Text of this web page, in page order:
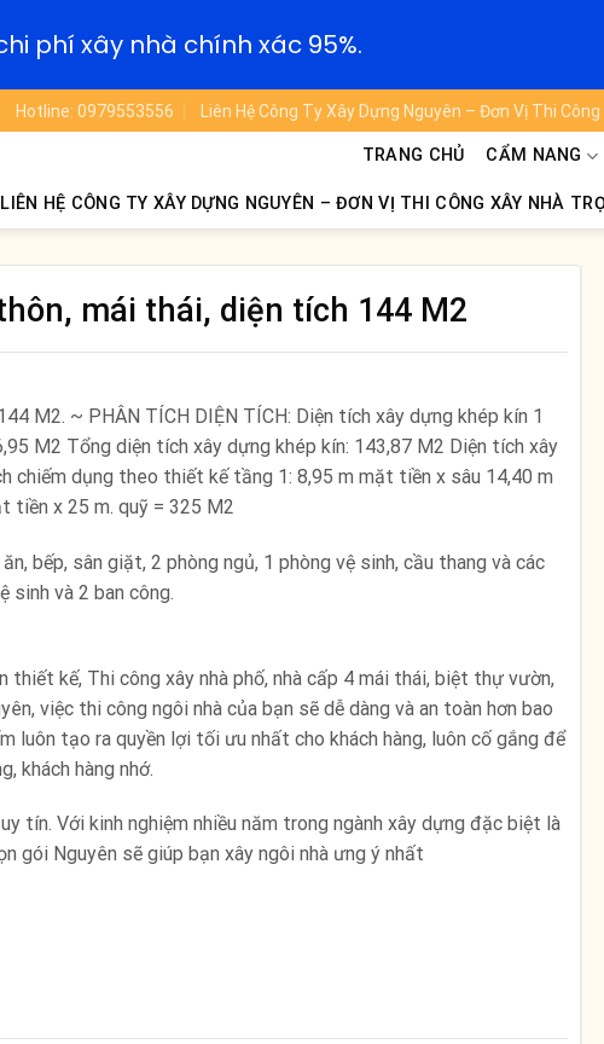
Hotline: 0979553556 Liên Hệ Công Ty Xây Dựng Nguyên – Đơn Vị Thi
TRANG CHỦ CẨM NANG
LIÊN HỆ CÔNG TY XÂY DỰNG NGUYÊN – ĐƠN VỊ THI CÔNG XÂY NHÀ
mái thái, diện tích 144 M2
M2. ~ PHÂN TÍCH DIỆN TÍCH: Diện tích xây dựng khép kín 1
M2 Tổng diện tích xây dựng khép kín: 143,87 M2 Diện tích xây
chiếm dụng theo thiết kế tầng 1: 8,95 m mặt tiền x sâu 14,40 m
tiền x 25 m. quỹ = 325 M2
bếp, sân giặt, 2 phòng ngủ, 1 phòng vệ sinh, cầu thang và các
sinh và 2 ban công.
thiết kế, Thi công xây nhà phố, nhà cấp 4 mái thái, biệt thự vườn,
việc thi công ngôi nhà của bạn sẽ dễ dàng và an toàn hơn bao
luôn tạo ra quyền lợi tối ưu nhất cho khách hàng, luôn cố gắng để
khách hàng nhớ.
tín. Với kinh nghiệm nhiều năm trong ngành xây dựng đặc biệt là
gói Nguyên sẽ giúp bạn xây ngôi nhà ưng ý nhất
phí xây nhà chính xác 95%.